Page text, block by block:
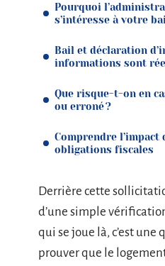
Pourquoi
s’intéresse à votre
Bail et déclaration
informations sont
Que risque-t-on en
ou erroné ?
Comprendre
obligations fiscales
Derrière cette
d’une simple
qui se joue là, c’est une
prouver que le